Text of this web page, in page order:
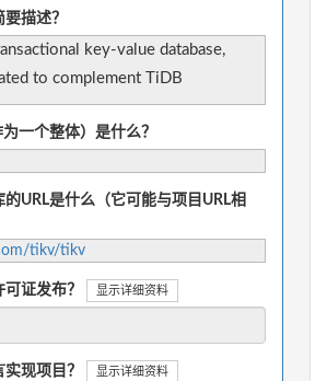
描述？
key-value database,
to complement TiDB
一个整体）是什么？
URL是什么（它可能与项目URL相
tikv/tikv
证发布？ 显示详细资料
现项目？ 显示详细资料